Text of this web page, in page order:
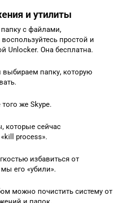
и утилиты
с файлами,
простой и
Unlocker. Она бесплатна.
папку, которую
же Skype.
которые сейчас
process».
избавиться от
его «убили».
можно почистить систему от